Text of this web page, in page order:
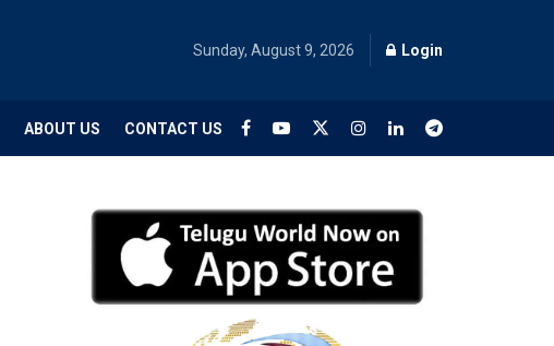
Sunday, August 9, 2026 Login
ABOUT US CONTACT US